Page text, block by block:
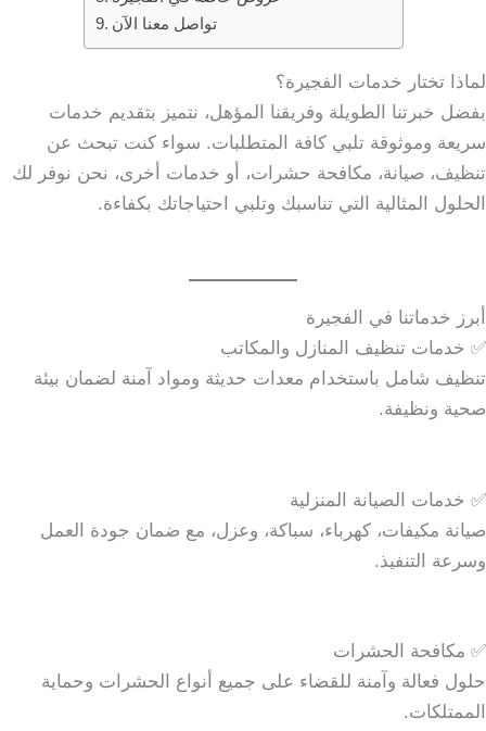
تواصل معنا الآن
لماذا تختار خدمات الفجيرة؟
بفضل خبرتنا الطويلة وفريقنا المؤهل، نتميز بتقديم خدمات
سريعة وموثوقة تلبي كافة المتطلبات. سواء كنت تبحث عن
تنظيف، صيانة، مكافحة حشرات، أو خدمات أخرى، نحن نوفر لك
الحلول المثالية التي تناسبك وتلبي احتياجاتك بكفاءة.
أبرز خدماتنا في الفجيرة
✅ خدمات تنظيف المنازل والمكاتب
تنظيف شامل باستخدام معدات حديثة ومواد آمنة لضمان بيئة
صحية ونظيفة.
✅ خدمات الصيانة المنزلية
صيانة مكيفات، كهرباء، سباكة، وعزل، مع ضمان جودة العمل
وسرعة التنفيذ.
✅ مكافحة الحشرات
حلول فعالة وآمنة للقضاء على جميع أنواع الحشرات وحماية
الممتلكات.